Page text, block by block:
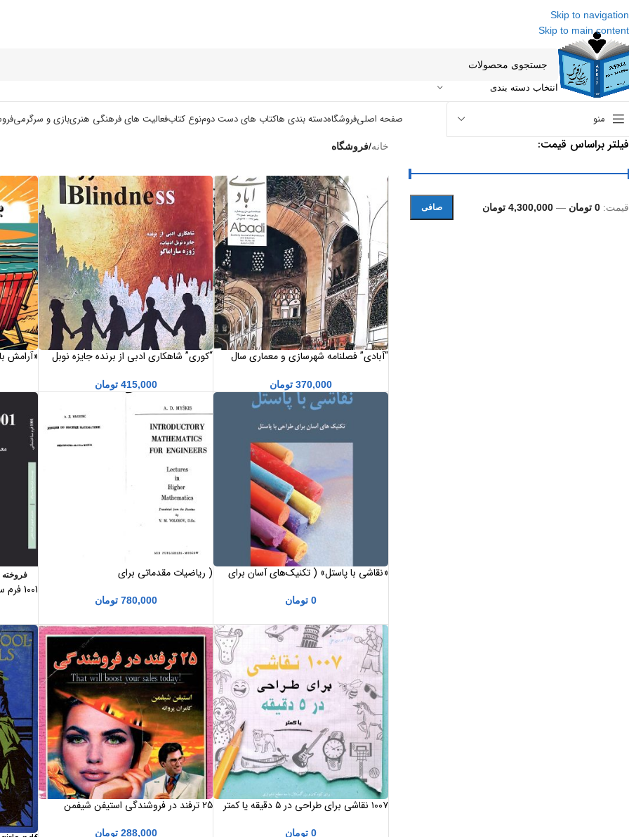
Skip to navigation
Skip to main content
انتخاب دسته بندی
منو صفحه اصلیفروشگاهدسته بندی هاکتاب های دست دومنوع کتابفعالیت های فرهنگی هنریبازی و سرگرمی
فیلتر براساس قیمت:
صافی قيمت: 0 تومان — 4,300,000 تومان
خانه/فروشگاه
“آبادی” فصلنامه شهرسازی و معماری سال
370,000 تومان
“کوری” شاهکاری ادبی از برنده جایزه نوبل
415,000 تومان
«نقاشی با پاستل» ( تکنیک‌های آسان برای
0 تومان
( ریاضیات مقدماتی برای
MATHEMATICS FOR ENGINEERS
780,000 تومان
1001 فرم ساختمانی
۱۰۰۷ نقاشی برای طراحی در ۵ دقیقه یا کمتر
0 تومان
25 ترفند در فروشندگی استیفن شیفمن
288,000 تومان